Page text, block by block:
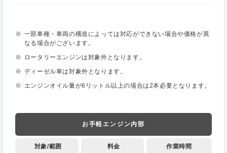
一部車種・車両の構造によっては対応ができない場合や価格が異
なる場合がございます。
ロータリーエンジンは対象外となります。
ディーゼル車は対象外となります。
エンジンオイル量が6リットル以上の場合は2本必要となります。
お手軽エンジン内部
対象/範囲 料金 作業時間